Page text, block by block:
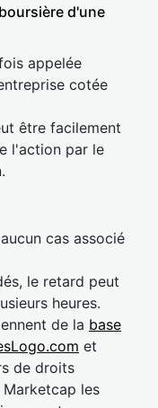
d'une
appelée
cotée
être facilement
l'action par le
cas associé
le retard peut
heures.
de la base
et
de droits
les